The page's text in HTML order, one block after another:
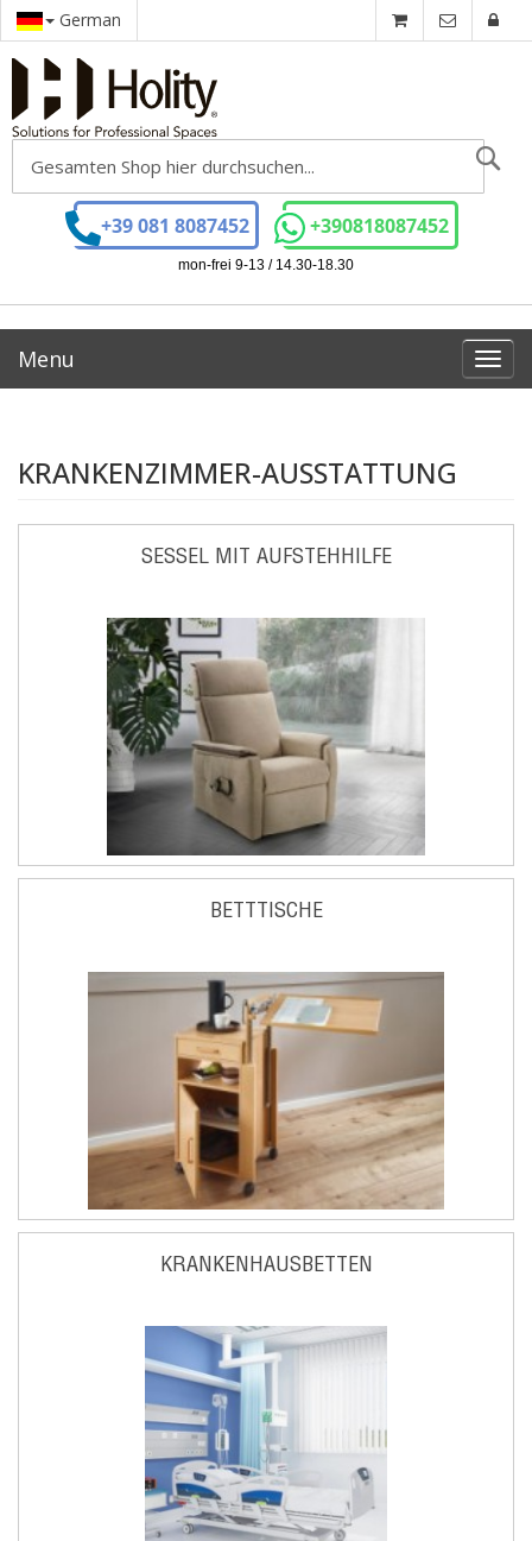
German
+39 081 8087452 +390818087452
mon-frei 9-13 / 14.30-18.30
Menu
KRANKENZIMMER-AUSSTATTUNG
SESSEL MIT AUFSTEHHILFE
BETTTISCHE
KRANKENHAUSBETTEN